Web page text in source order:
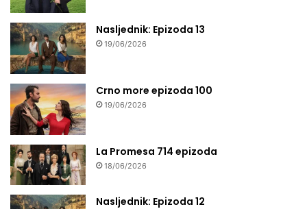
Nasljednik: Epizoda 13
19/06/2026
Crno more epizoda 100
19/06/2026
La Promesa 714 epizoda
18/06/2026
Nasljednik: Epizoda 12